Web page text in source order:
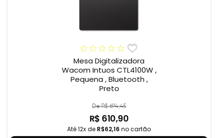
Mesa Digitalizadora
Wacom Intuos CTL4100W ,
Pequena , Bluetooth ,
Preto
De R$ 694,45
R$ 610,90
Até 12x de R$62,16 no cartão